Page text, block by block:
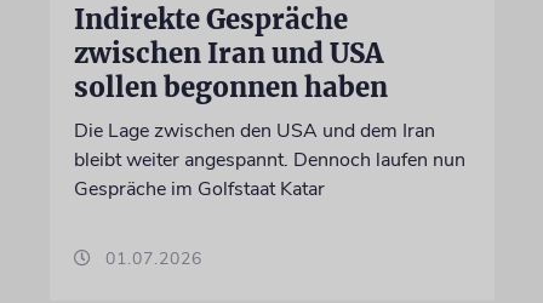
Indirekte Gespräche
zwischen Iran und USA
sollen begonnen haben
Die Lage zwischen den USA und dem Iran
bleibt weiter angespannt. Dennoch laufen nun
Gespräche im Golfstaat Katar
01.07.2026